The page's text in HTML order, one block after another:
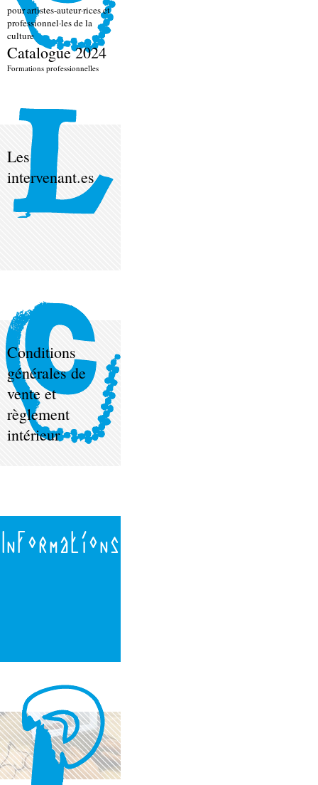
pour artistes-auteur·rices et
professionnel·les de la
culture
Catalogue 2024
Formations professionnelles
Les
intervenant.es
Conditions
générales de
vente et
règlement
intérieur
Informations